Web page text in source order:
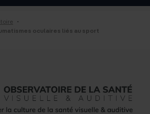
Lissac
-
Page
d'accueil
·
oculaires liés au sport